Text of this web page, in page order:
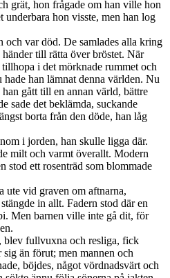
grät, hon frågade om han ville hon
hon visste, men han log
och var död. De samlades alla kring
till rätta över bröstet. När
i det mörknade rummet och
han lämnat denna världen. Nu
gått till en annan värld, bättre
sade det beklämda, suckande
borta från den döde, han låg
i jorden, han skulle ligga där.
milt och varmt överallt. Modern
stod ett rosenträd som blommade
ute vid graven om aftnarna,
in allt. Fadern stod där en
Men barnen ville inte gå dit, för
blev fullvuxna och resliga, fick
än förut; men mannen och
böjdes, något vördnadsvärt och